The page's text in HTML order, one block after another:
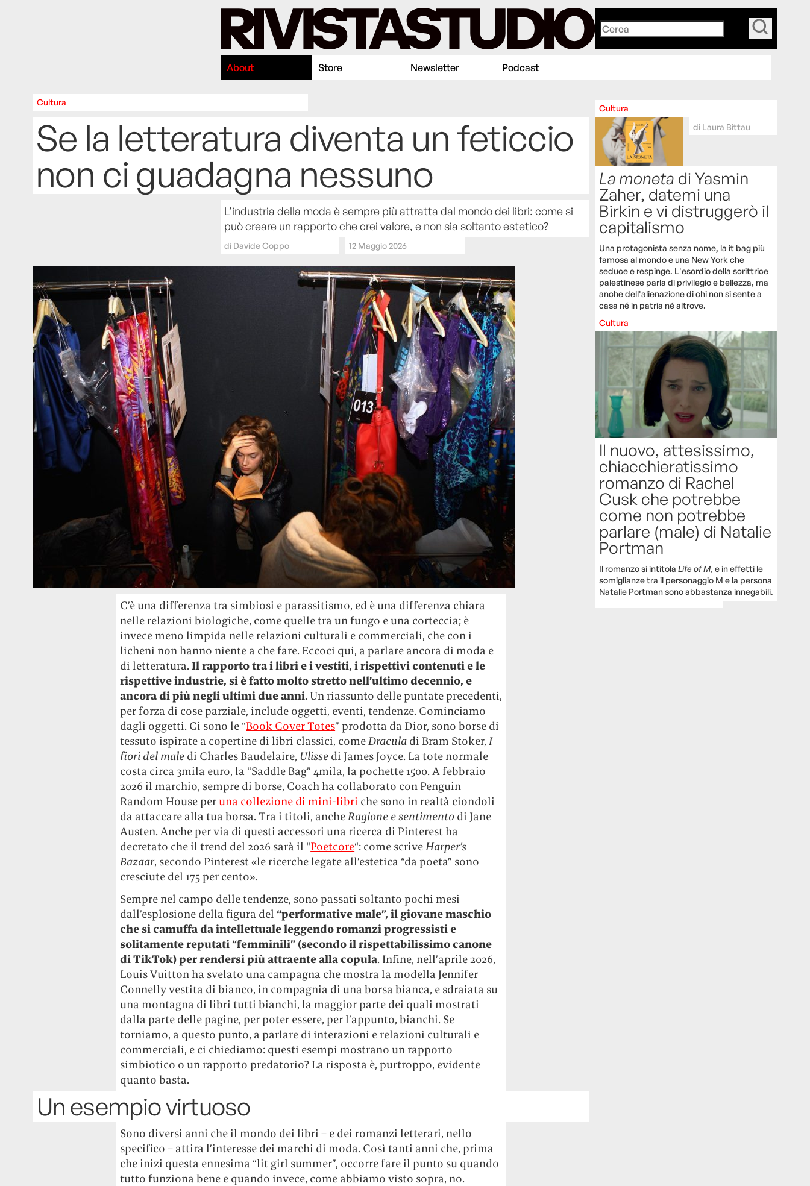
About Store Newsletter Podcast
Cultura
Se la letteratura diventa un feticcio
non ci guadagna nessuno
L’industria della moda è sempre più attratta dal mondo dei libri: come si
può creare un rapporto che crei valore, e non sia soltanto estetico?
di Davide Coppo 12 Maggio 2026
C’è una differenza tra simbiosi e parassitismo, ed è una differenza chiara
nelle relazioni biologiche, come quelle tra un fungo e una corteccia; è
invece meno limpida nelle relazioni culturali e commerciali, che con i
licheni non hanno niente a che fare. Eccoci qui, a parlare ancora di moda e
di letteratura.Il rapporto tra i libri e i vestiti, i rispettivi contenuti e le
rispettive industrie, si è fatto molto stretto nell’ultimo decennio, e
ancora di più negli ultimi due anni. Un riassunto delle puntate precedenti,
per forza di cose parziale, include oggetti, eventi, tendenze. Cominciamo
dagli oggetti. Ci sono le “Book Cover Totes” prodotta da Dior, sono borse di
tessuto ispirate a copertine di libri classici, comeDracula di Bram Stoker,I
fiori del male di Charles Baudelaire, Ulisse di James Joyce. La tote normale
costa circa 3mila euro, la “Saddle Bag” 4mila, la pochette 1500. A febbraio
2026 il marchio, sempre di borse, Coach ha collaborato con Penguin
Random House peruna collezione di mini-libri che sono in realtà ciondoli
da attaccare alla tua borsa. Tra i titoli, ancheRagione e sentimento di Jane
Austen. Anche per via di questi accessori una ricerca di Pinterest ha
decretato che il trend del 2026 sarà il “Poetcore“: come scriveHarper’s
Bazaar, secondo Pinterest «le ricerche legate all’estetica “da poeta” sono
cresciute del 175 per cento».
Sempre nel campo delle tendenze, sono passati soltanto pochi mesi
dall’esplosione della figura del“performative male”, il giovane maschio
che si camuffa da intellettuale leggendo romanzi progressisti e
solitamente reputati “femminili” (secondo il rispettabilissimo canone
di TikTok) per rendersi più attraente alla copula. Infine, nell’aprile 2026,
Louis Vuitton ha svelato una campagna che mostra la modella Jennifer
Connelly vestita di bianco, in compagnia di una borsa bianca, e sdraiata su
una montagna di libri tutti bianchi, la maggior parte dei quali mostrati
dalla parte delle pagine, per poter essere, per l’appunto, bianchi. Se
torniamo, a questo punto, a parlare di interazioni e relazioni culturali e
commerciali, e ci chiediamo: questi esempi mostrano un rapporto
simbiotico o un rapporto predatorio? La risposta è, purtroppo, evidente
quanto basta.
Un esempio virtuoso
Sono diversi anni che il mondo dei libri – e dei romanzi letterari, nello
specifico – attira l’interesse dei marchi di moda. Così tanti anni che, prima
che inizi questa ennesima “lit girl summer”, occorre fare il punto su quando
tutto funziona bene e quando invece, come abbiamo visto sopra, no.
Cultura
di Laura Bittau
La moneta di Yasmin
Zaher, datemi una
Birkin e vi distruggerò il
capitalismo
Una protagonista senza nome, la it bag più
famosa al mondo e una New York che
seduce e respinge. L'esordio della scrittrice
palestinese parla di privilegio e bellezza, ma
anche dell'alienazione di chi non si sente a
casa né in patria né altrove.
Cultura
Il nuovo, attesissimo,
chiacchieratissimo
romanzo di Rachel
Cusk che potrebbe
come non potrebbe
parlare (male) di Natalie
Portman
Il romanzo si intitolaLife of M, e in effetti le
somiglianze tra il personaggio M e la persona
Natalie Portman sono abbastanza innegabili.